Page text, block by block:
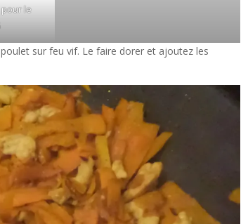
le
sur feu vif. Le faire dorer et ajoutez les